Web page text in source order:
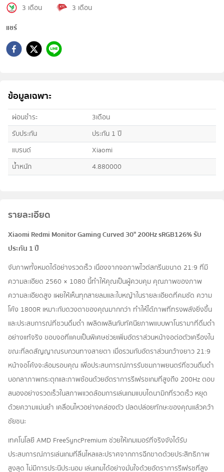
3 เดือน
3 เดือน
แชร์
ข้อมูลเฉพาะ
ผ่อนชำระ
3เดือน
รับประกัน
ประกัน 1 ปี
แบรนด์
Xiaomi
น้ำหนัก
4.880000
รายละเอียด
Xiaomi Redmi Monitor Gaming Curved 30" 200Hz sRGB126% รับ
ประกัน 1 ปี
จับภาพทั้งหมดได้อย่างรวดเร็ว เนื่องจากจอภาพไวด์สกรีนขนาด 21:9 ที่มี
ความละเอียด 2560 × 1080 นี้ทำให้คุณเป็นผู้ควบคุม คุณภาพของภาพ
ความละเอียดสูง เผยให้เห็นทุกสายลมและใบหญ้าในรายละเอียดที่คมชัด ความ
โค้ง 1800R เหมาะกับดวงตาของคุณมากกว่า ทำให้ได้ภาพที่ทรงพลังยิ่งขึ้น
และประสบการณ์ที่ชวนดื่มด่ำ เพลิดเพลินกับทัศนียภาพแบบพาโนรามาที่ดื่มด่ำ
อย่างแท้จริง ขอบจอที่แคบเป็นพิเศษช่วยเพิ่มอัตราส่วนหน้าจอต่อตัวเครื่องใน
ขณะที่ลดสัญญาณรบกวนทางสายตา เมื่อรวมกับอัตราส่วนกว้างยาว 21:9
หน้าจอโค้งจะล้อมรอบคุณ เพื่อประสบการณ์การรับชมภาพยนตร์ที่ชวนดื่มด่ำ
บอกลาภาพกระตุกและภาพซ้อนด้วยอัตราการรีเฟรชเกมที่สูงถึง 200Hz ตอบ
สนองอย่างรวดเร็วในสภาพแวดล้อมการเล่นเกมแบบไดนามิกที่รวดเร็ว หยุด
ด้วยความแม่นยำ เคลื่อนไหวอย่างคล่องตัว ปลดปล่อยทักษะของคุณแล้วคว้า
ชัยชนะ
เทคโนโลยี AMD FreeSyncPremium ช่วยให้เกมเมอร์ที่จริงจังได้รับ
ประสบการณ์การเล่นเกมที่ลื่นไหลและปราศจากการฉีกขาดด้วยประสิทธิภาพ
สูงสุด ไม่มีการประนีประนอม เล่นเกมได้อย่างมั่นใจด้วยอัตราการรีเฟรชที่สูง